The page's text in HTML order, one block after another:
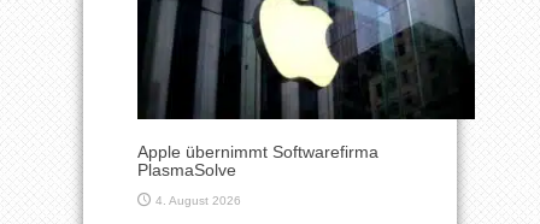
Apple übernimmt Softwarefirma
PlasmaSolve
4. August 2026